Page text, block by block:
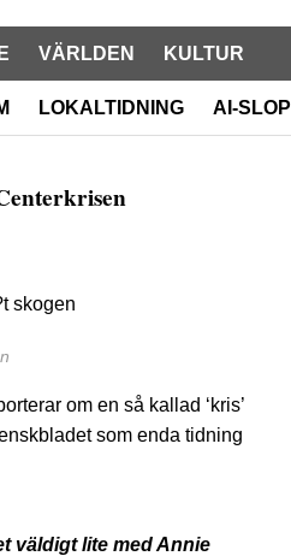
VÄRLDEN KULTUR
LOKALTIDNING AI-SLOP
om en så kallad ‘kris’
som enda tidning
väldigt lite med Annie